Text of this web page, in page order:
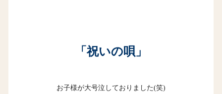
「祝いの唄」
お子様が大号泣しておりました(笑)